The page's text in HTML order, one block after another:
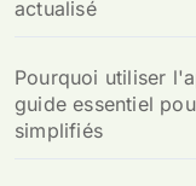
actualisé
Pourquoi utiliser
guide essentiel
simplifiés